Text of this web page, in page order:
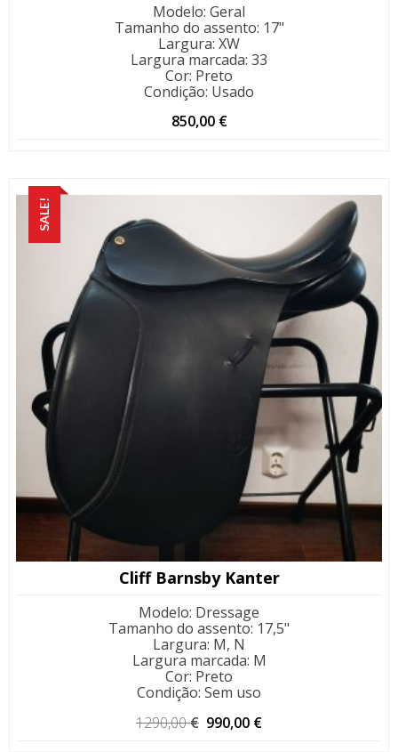
Modelo: Geral
Tamanho do assento: 17"
Largura: XW
Largura marcada: 33
Cor: Preto
Condição: Usado
850,00 €
SALE!
Cliff Barnsby Kanter
Modelo: Dressage
Tamanho do assento: 17,5"
Largura: M, N
Largura marcada: M
Cor: Preto
Condição: Sem uso
1290,00€ O
990,00 €